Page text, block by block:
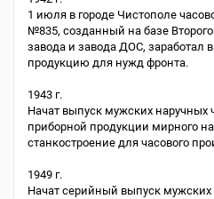
1 июля в городе Чистополе
№835, созданный на базе Второго
завода и завода ДОС, заработал
продукцию для нужд фронта.
1943 г.
Начат выпуск мужских наручных
приборной продукции мирного
станкостроение для часового
1949 г.
Начат серийный выпуск мужских